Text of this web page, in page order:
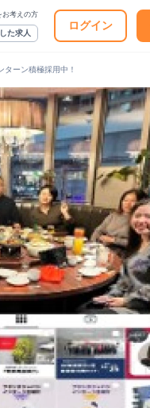
お考えの方
た求人
ログイン
ターン積極採用中！